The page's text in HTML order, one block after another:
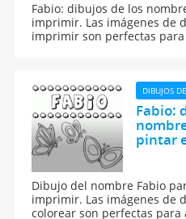
Fabio: dibujos de los
imprimir. Las imágenes de
imprimir son perfectas
DIBUJOS
Fabio:
pintar
Dibujo del nombre Fabio
imprimir. Las imágenes de
colorear son perfectas